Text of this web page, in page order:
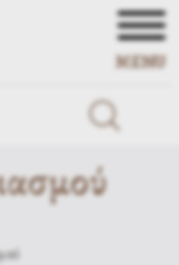
MENU